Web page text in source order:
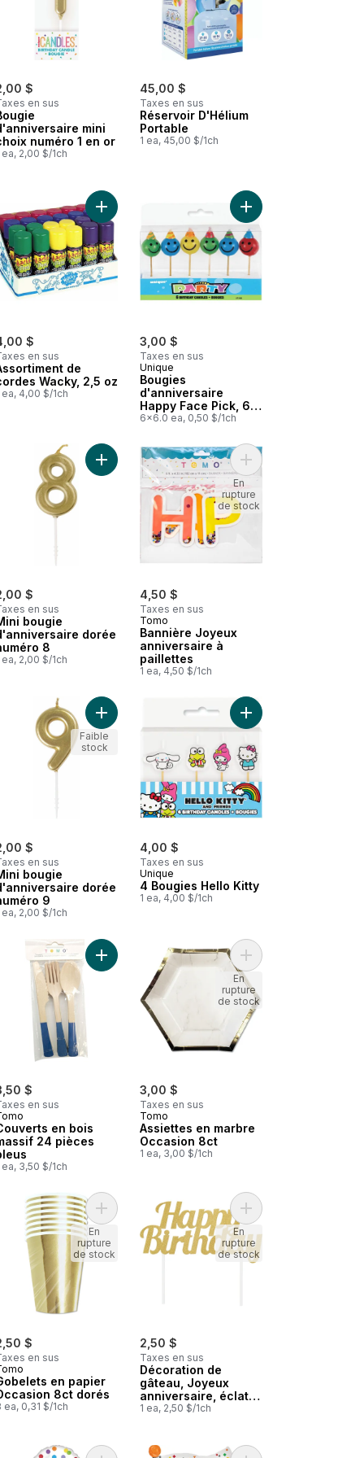
$
en sus
mini
numéro 1 en or
ea, 2,00 $/1ch
45,00 $
Taxes en sus
Réservoir D'Hélium
Portable
1 ea, 45,00 $/1ch
numéro 0 au panier
bougie d'anniversaire en or numéro 3 au panier
$
en sus
de
Wacky, 2,5 oz
ea, 4,00 $/1ch
Ajouter Assortiment de cordes Wacky, 2,5 oz au
3,00 $
Taxes en sus
Unique
Bougies
d'anniversaire
Happy Face Pick, 6
ct
6x6.0 ea, 0,50 $/1ch
Ajouter Bougies
numéro 4 au panier
bougie d'anniversaire dorée numéro 6 au panier
$
en sus
bougie
dorée
8
ea, 2,00 $/1ch
Ajouter Mini bougie d'anniversaire dorée
4,50 $
Taxes en sus
Tomo
Bannière Joyeux
anniversaire à
paillettes
1 ea, 4,50 $/1ch
Ajouter Bannière
En
rupture
de stock
au panierde gâteau joyeux anniversaire clignotante au panier
$
en sus
bougie
dorée
9
ea, 2,00 $/1ch
Ajouter Mini bougie d'anniversaire dorée
Faible
stock
4,00 $
Taxes en sus
Unique
4 Bougies Hello Kitty
1 ea, 4,00 $/1ch
Ajouter 4 Bougies
roses au panier
en marbre génériques 16 ct au panier
$
en sus
en bois
24 pièces
ea, 3,50 $/1ch
Ajouter Couverts en bois massif 24 pièces bleus
3,00 $
Taxes en sus
Tomo
Assiettes en marbre
Occasion 8ct
1 ea, 3,00 $/1ch
Ajouter Assiettes en
En
rupture
de stock
rouges au panier
en bois massif 24 pièces dorés au panier
$
en sus
en papier
8ct dorés
ea, 0,31 $/1ch
Ajouter Gobelets en papier Occasion 8ct dorés
En
rupture
de stock
2,50 $
Taxes en sus
Décoration de
gâteau, Joyeux
anniversaire, éclat
doré
1 ea, 2,50 $/1ch
Ajouter Décoration
En
rupture
de stock